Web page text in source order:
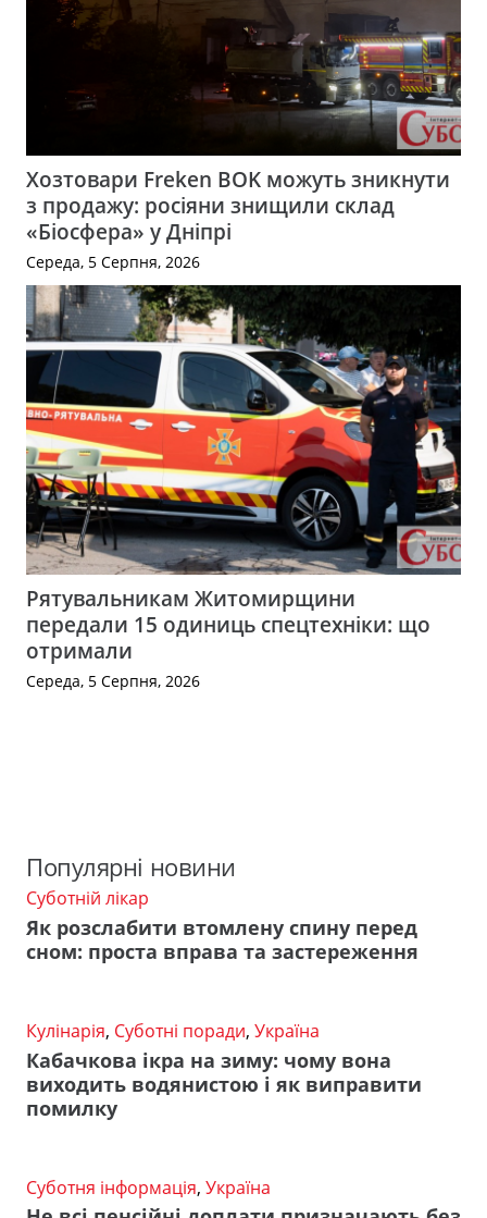
Хозтовари Freken BOK можуть зникнути
з продажу: росіяни знищили склад
«Біосфера» у Дніпрі
Середа, 5 Серпня, 2026
Рятувальникам Житомирщини
передали 15 одиниць спецтехніки: що
отримали
Середа, 5 Серпня, 2026
Популярні новини
Суботній лікар
Як розслабити втомлену спину перед
сном: проста вправа та застереження
Кулінарія, Суботні поради, Україна
Кабачкова ікра на зиму: чому вона
виходить водянистою і як виправити
помилку
Суботня інформація, Україна